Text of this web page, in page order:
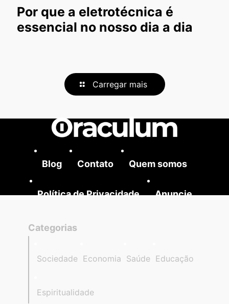
Por que a eletrotécnica é
essencial no nosso dia a dia
Carregar mais
Blog Contato Quem somos
Política de Privacidade Anuncie
Categorias
Sociedade Economia Saúde Educação
Espiritualidade